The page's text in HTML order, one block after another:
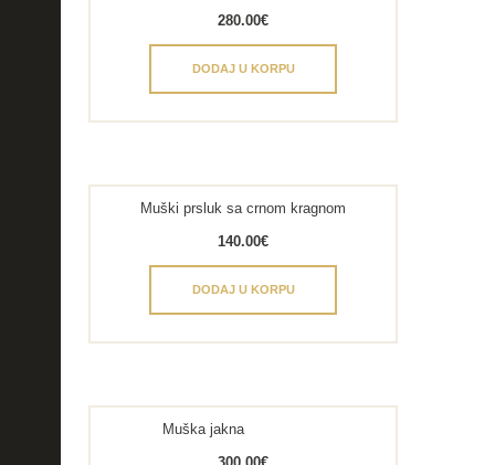
280.00€
DODAJ U KORPU
Muški prsluk sa crnom kragnom
140.00€
DODAJ U KORPU
Muška jakna